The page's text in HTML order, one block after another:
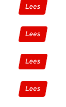
Lees
Lees
Lees
Lees